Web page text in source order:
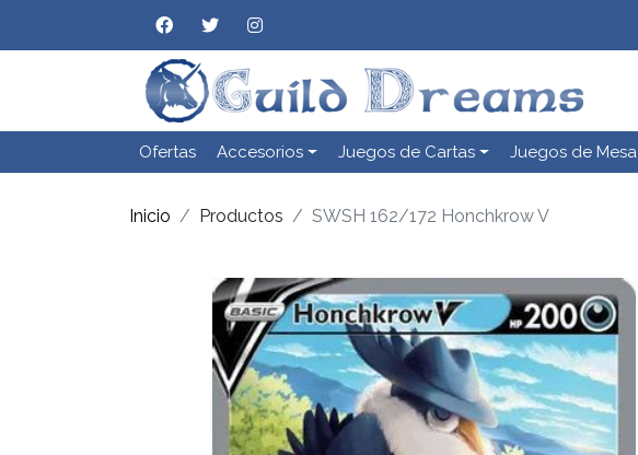
Ofertas Accesorios Juegos de Cartas Juegos de Mesa
Inicio Productos SWSH 162/172 Honchkrow V